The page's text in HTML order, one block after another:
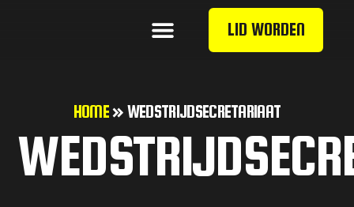
LID WORDEN
HOME» WEDSTRIJDSECRETARIAAT